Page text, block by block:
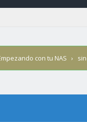
con tu NAS ›